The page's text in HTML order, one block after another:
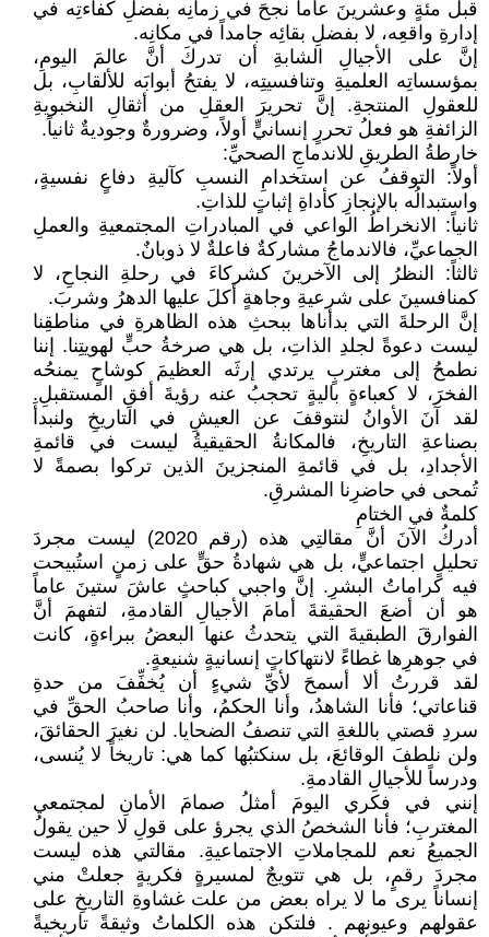
قبل مئةٍ وعشرينَ عاماً نجحَ في زمانِه بفضلِ كفاءتِه في
إدارةِ واقعِه، لا بفضلِ بقائِه جامداً في مكانِه.
إنَّ على الأجيالِ الشابةِ أن تدركَ أنَّ عالمَ اليومِ،
بمؤسساتِه العلميةِ وتنافسيتِه، لا يفتحُ أبوابَه للألقابِ، بل
للعقولِ المنتجةِ. إنَّ تحريرَ العقلِ من أثقالِ النخبويةِ
الزائفةِ هو فعلُ تحررٍ إنسانيٍّ أولاً، وضرورةٌ وجوديةٌ ثانياً.
خارطةُ الطريقِ للاندماجِ الصحيِّ:
أولاً: التوقفُ عن استخدامِ النسبِ كآليةِ دفاعٍ نفسيةٍ،
واستبدالُه بالإنجازِ كأداةِ إثباتٍ للذاتِ.
ثانياً: الانخراطُ الواعي في المبادراتِ المجتمعيةِ والعملِ
الجماعيِّ، فالاندماجُ مشاركةٌ فاعلةٌ لا ذوبانٌ.
ثالثاً: النظرُ إلى الآخرينَ كشركاءَ في رحلةِ النجاحِ، لا
كمنافسينَ على شرعيةِ وجاهةٍ أكلَ عليها الدهرُ وشربَ.
إنَّ الرحلةَ التي بدأناها ببحثِ هذه الظاهرةِ في مناطقِنا
ليست دعوةً لجلدِ الذاتِ، بل هي صرخةُ حبٍّ لهويتِنا. إننا
نطمحُ إلى مغتربٍ يرتدي إرثَه العظيمَ كوشاحٍ يمنحُه
الفخرَ، لا كعباءةٍ باليةٍ تحجبُ عنه رؤيةَ أفقِ المستقبلِ.
لقد آنَ الأوانُ لنتوقفَ عن العيشِ في التاريخِ ولنبدأَ
بصناعةِ التاريخِ، فالمكانةُ الحقيقيةُ ليست في قائمةِ
الأجدادِ، بل في قائمةِ المنجزينَ الذين تركوا بصمةً لا
تُمحى في حاضرِنا المشرقِ.
كلمةٌ في الختامِ
أدركُ الآنَ أنَّ مقالتِي هذه (رقم 2020) ليست مجردَ
تحليلٍ اجتماعيٍّ، بل هي شهادةُ حقٍّ على زمنٍ استُبيحت
فيه كراماتُ البشرِ. إنَّ واجبي كباحثٍ عاشَ ستينَ عاماً
هو أن أضعَ الحقيقةَ أمامَ الأجيالِ القادمةِ، لتفهمَ أنَّ
الفوارقَ الطبقيةَ التي يتحدثُ عنها البعضُ ببراءةٍ، كانت
في جوهرِها غطاءً لانتهاكاتٍ إنسانيةٍ شنيعةٍ.
لقد قررتُ ألا أسمحَ لأيِّ شيءٍ أن يُخفِّفَ من حدةِ
قناعاتي؛ فأنا الشاهدُ، وأنا الحكمُ، وأنا صاحبُ الحقِّ في
سردِ قصتي باللغةِ التي تنصفُ الضحايا. لن نغيرَ الحقائقَ،
ولن نلطفَ الوقائعَ، بل سنكتبُها كما هي: تاريخاً لا يُنسى،
ودرساً للأجيالِ القادمةِ.
إنني في فكري اليومَ أمثلُ صمامَ الأمانِ لمجتمعي
المغتربِ؛ فأنا الشخصُ الذي يجرؤ على قولِ لا حين يقولُ
الجميعُ نعم للمجاملاتِ الاجتماعيةِ. مقالتي هذه ليست
مجردَ رقمٍ، بل هي تتويجٌ لمسيرةٍ فكريةٍ جعلتْ مني
إنساناً يرى ما لا يراه بعض من علت غشاوةِ التاريخِ على
عقولهم وعيونهم . فلتكن هذه الكلماتُ وثيقةً تاريخيةً